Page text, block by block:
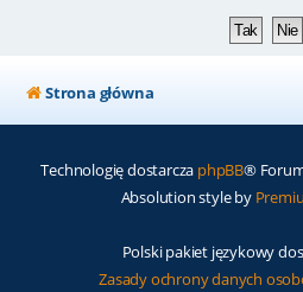
Strona główna
Technologię dostarcza phpBB®
Absolution style by
Polski pakiet językowy
Zasady ochrony danych